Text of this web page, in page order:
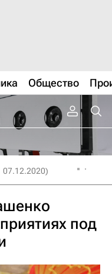
Общество
07.12.2020)
под